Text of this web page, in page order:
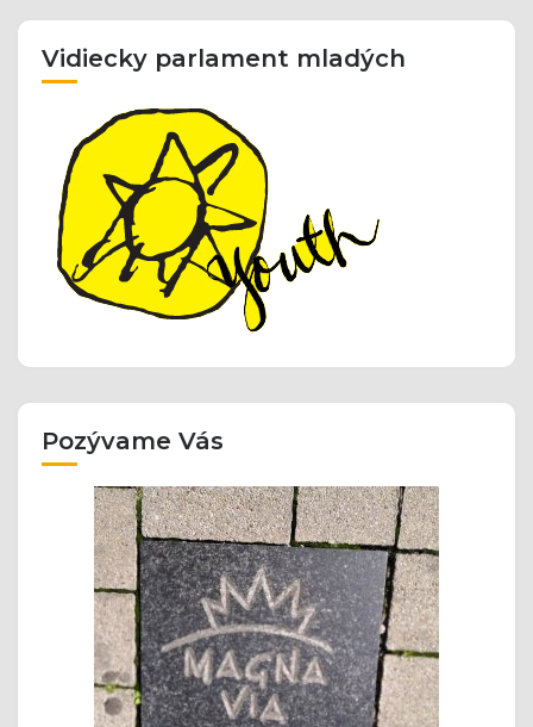
Vidiecky parlament mladých
Pozývame Vás